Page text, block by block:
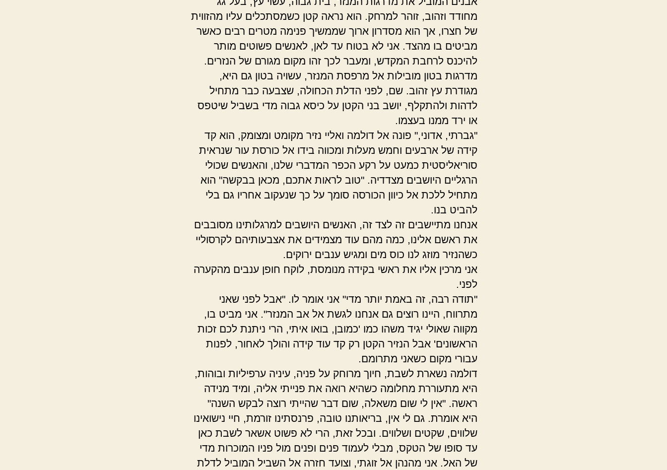
מחודד וזהוב, זוהר למרחק. הוא נראה קטן כשמסתכלים עליו מהזווית
של חצרו, אך הוא מסדרון ארוך שממשיך פנימה מטרים רבים כאשר
מביטים בו מהצד. אני לא בטוח עד לאן, לאנשים פשוטים מותר
להיכנס לרחבת המקדש, ומעבר לכך זהו מקום מגורם של הנזרים.
מדרגות בטון מובילות אל מרפסת המנזר, עשויה בטון גם היא,
מגודרת עץ זהוב. שם, לפני הדלת הכחולה, שצבעה כבר מתחיל
לדהות ולהתקלף, יושב בני הקטן על כיסא גבוה מדי בשביל שיטפס
או ירד ממנו בעצמו.
"גברתי, אדוני," פונה אל דולמה ואליי נזיר מקומט ומצומק, הוא קד
קידה של ארבעים וחמש מעלות ומכווה בידו אל כורסת עור שנראית
סוריאליסטית כמעט על רקע הכפר המדברי שלנו, והאנשים שכולי
הרגליים היושבים מצדדיה. "טוב לראות אתכם, מכאן בבקשה" הוא
מתחיל ללכת אל כיוון הכורסה סומך על כך שנעקוב אחריו גם בלי
להביט בנו.
אנחנו מתיישבים זה לצד זה, האנשים היושבים למרגלותינו מסובבים
את ראשם אלינו, כמה מהם עוד מצמידים את אצבעותיהם לקרסוליי
כשהנזיר מוזג לנו כוס מים ומגיש ענבים ירוקים.
אני מרכין אליו את ראשי בקידה מנומסת, לוקח חופן ענבים מהקערה
לפני.
"תודה רבה, זה באמת יותר מדי" אני אומר לו. "אבל לפני שאני
מתרווח, היינו רוצים גם אנחנו לגשת אל אב המנזר". אני מביט בו,
מקווה שאולי יגיד משהו כמו 'כמובן, בואו איתי, הרי ניתנת לכם זכות
הראשונים' אבל הנזיר הקטן רק קד עוד קידה והולך לאחור, לפנות
עבורי מקום כשאני מתרומם.
דולמה נשארת לשבת, חיוך מרוחק על פניה, עיניה ערפיליות ובוהות,
היא מתעוררת מחלומה כשהיא רואה את פנייתי אליה, ומיד מנידה
ראשה. "אין לי שום משאלה, שום דבר שהייתי רוצה לבקש השנה"
היא אומרת. גם לי אין, בריאותנו טובה, פרנסתינו זורמת, חיי נישואינו
שלווים, שקטים ושלווים. ובכל זאת, הרי לא פשוט אשאר לשבת כאן
עד סופו של הטקס, מבלי לעמוד פנים ופנים מול פניו המוכרות מדי
של האל. אני מהנהן אל זוגתי, וצועד חזרה אל השביל המוביל לדלת